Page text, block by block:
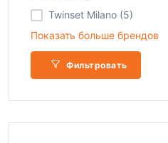
Twinset Milano (5)
Показать больше брендов
Фильтровать